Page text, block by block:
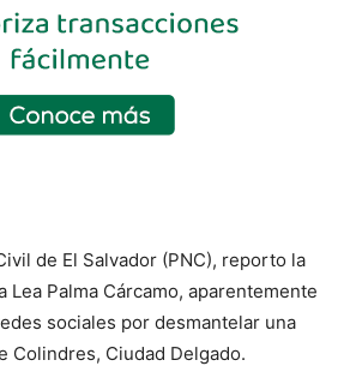
de El Salvador (PNC), reporto la
Lea Palma Cárcamo, aparentemente
sociales por desmantelar una
Colindres, Ciudad Delgado.